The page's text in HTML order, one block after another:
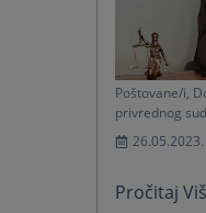
Poštovane/i,
privrednog
26.05.2023.
Pročitaj